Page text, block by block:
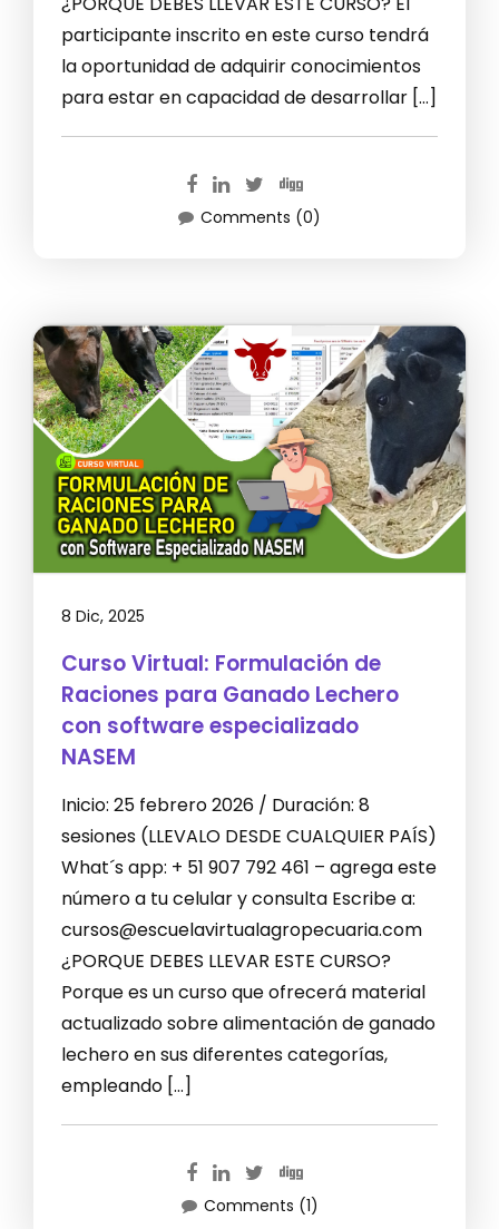
participante inscrito en este curso tendrá
la oportunidad de adquirir conocimientos
para estar en capacidad de desarrollar […]
Comments (0)
8 Dic, 2025
Curso Virtual: Formulación de
Raciones para Ganado Lechero
con software especializado
NASEM
Inicio: 25 febrero 2026 / Duración: 8
sesiones (LLEVALO DESDE CUALQUIER PAÍS)
What´s app: + 51 907 792 461 – agrega este
número a tu celular y consulta Escribe a:
cursos@escuelavirtualagropecuaria.com
¿PORQUE DEBES LLEVAR ESTE CURSO?
Porque es un curso que ofrecerá material
actualizado sobre alimentación de ganado
lechero en sus diferentes categorías,
empleando […]
Comments (1)